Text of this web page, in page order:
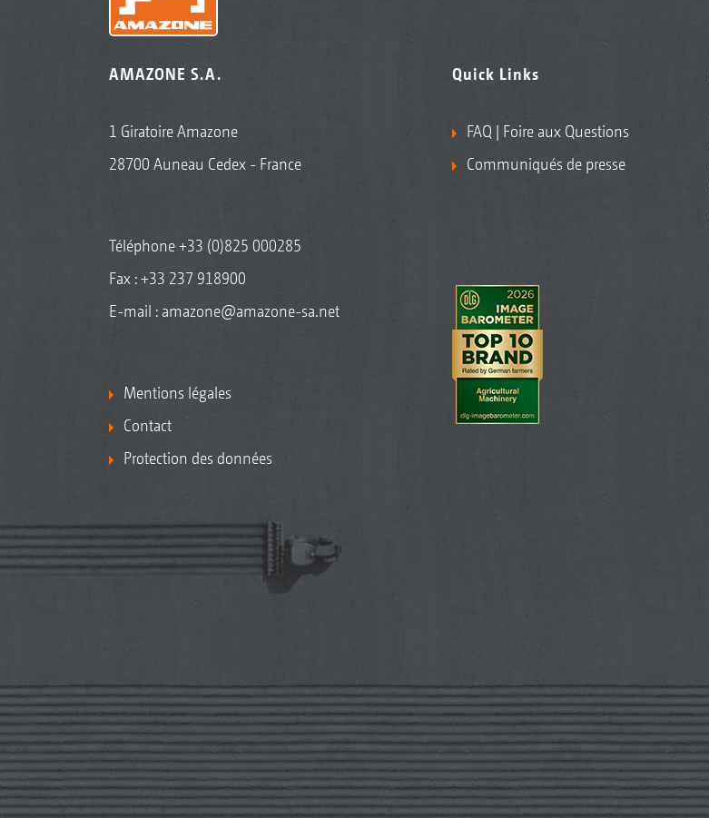
AMAZONE S.A.
1 Giratoire Amazone
28700 Auneau Cedex - France
Téléphone+33 (0)825 000285
Fax : +33 237 918900
E-mail : amazone@amazone-sa.net
Mentions légales
Contact
Protection des données
Quick Links
FAQ | Foire aux Questions
Communiqués de presse